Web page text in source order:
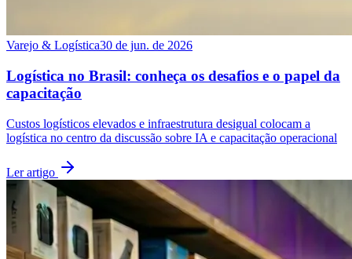
Varejo & Logística30 de jun. de 2026
Logística no Brasil: conheça os desafios e o papel da
capacitação
Custos logísticos elevados e infraestrutura desigual colocam a
logística no centro da discussão sobre IA e capacitação operacional
Ler artigo